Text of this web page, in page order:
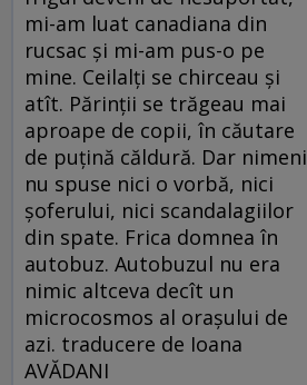
mi-am luat canadiana din
rucsac şi mi-am pus-o pe
mine. Ceilalţi se chirceau şi
atît. Părinţii se trăgeau mai
aproape de copii, în căutare
de puţină căldură. Dar nimeni
nu spuse nici o vorbă, nici
şoferului, nici scandalagiilor
din spate. Frica domnea în
autobuz. Autobuzul nu era
nimic altceva decît un
microcosmos al oraşului de
azi. traducere de Ioana
AVĂDANI